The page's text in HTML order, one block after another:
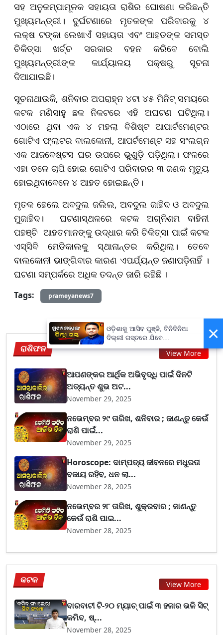
ସହ ଅନୁକମ୍ପାମୂଳକ ସହାୟତା ରାଶିର ଘୋଷଣା କରିଛନ୍ତି
ମୁଖ୍ୟମନ୍ତ୍ରୀ। ଦୁର୍ଘଟଣାରେ ମୃତକଙ୍କ ପରିବାରକୁ ୪
ଲକ୍ଷ ଟଙ୍କା ଲେଖାଏଁ ସହାୟତା ଏବଂ ଆହତଙ୍କ ସମସ୍ତ
ଚିକିତ୍ସା ଖର୍ଚ୍ଚ ସରକାର ବହନ କରିବେ ବୋଲି
ମୁଖ୍ୟମନ୍ତ୍ରୀଙ୍କ କାର୍ଯ୍ୟାଳୟ ପକ୍ଷରୁ ସୂଚନା
ଦିଆଯାଇଛି।
ସୂଚନାଥାଉକି, ଶନିବାର ଅପରାହ୍ନ ୪ଟା ୪୫ ମିନିଟ୍ ସମୟରେ
କଟକ ମଣିସାହୁ ଛକ ନିକଟରେ ଏହି ଅଘଟଣ ଘଟିଥିଲା।
ଏଠାରେ ଥିବା ଏକ ୪ ମହଲା ବିଶିଷ୍ଟ ଆପାର୍ଟମେଣ୍ଟର
ଗୋଟିଏ ଫ୍ଲାଟର ବାଲକୋନୀ, ଆପର୍ଟମେଣ୍ଟ ସହ ସଂଲଗ୍ନ
ଏକ ଆଜବେଷ୍ଟସ ଘର ଉପରେ ଭୁଶୁଡ଼ି ପଡ଼ିଥିଲା। ଫଳରେ
ଏହା ତଳେ ଚାପି ହୋଇ ଗୋଟିଏ ପରିବାରର ୩ ଜଣକ ମୃତ୍ୟୁ
ହୋଇଥିବାବେଳେ ୪ ଆହତ ହୋଇଛନ୍ତି।
ମୃତକ ହେଲେ ଅବଦୁଲ ଜଲିଲ, ଅବଦୁଲ ଜାହିଦ ଓ ଅବଦୁଲ
ମୁଜାହିଦ। ଘଟଣାସ୍ଥଳରେ କଟକ ଅଗ୍ନିଶମ ବାହିନୀ
ପହଞ୍ଚି ଆହତମାନଙ୍କୁ ଉଦ୍ଧାର କରି ଚିକିତ୍ସା ପାଇଁ କଟକ
ଏସ୍‌ସିବି ମେଡିକାଲକୁ ସ୍ଥାନାନ୍ତର କରିଥିଲା। ତେବେ
ବାଲକୋନୀ ଭାଙ୍ଗିବାର କାରଣ ଏପର୍ଯ୍ୟନ୍ତ ଜଣାପଡ଼ିନାହିଁ ।
ଘଟଣା ସମ୍ପର୍କରେ ଅଧିକ ତଦନ୍ତ ଜାରି ରହିଛି ।
Tags: prameyanews7
ରାଶିଫଳ View More
ଆପଣଙ୍କର ଆର୍ଥିକ ଅଭିବୃଦ୍ଧି ପାଇଁ ଦିନଟି
ଅତ୍ୟନ୍ତ ଶୁଭ ଅଟ...
November 29, 2025
ନଭେମ୍ବର ୨୯ ତାରିଖ, ଶନିବାର ; ଜାଣନ୍ତୁ କେଉଁ
ରାଶି ପାଇଁ...
November 29, 2025
Horoscope: ଦାମ୍ପତ୍ୟ ଜୀବନରେ ମଧୁରତା
ବଜାୟ ରହିବ, ଧନ ଲା...
November 28, 2025
ନଭେମ୍ବର ୨୮ ତାରିଖ, ଶୁକ୍ରବାର ; ଜାଣନ୍ତୁ
କେଉଁ ରାଶି ପାଇ...
November 28, 2025
କଟକ View More
ବାରବାଟୀ ଟି-୨୦ ମ୍ୟାଚ୍ ପାଇଁ ୩ ହଜାର ଭଳି ସିଟ୍
କମିବ, ଷ୍...
November 28, 2025
×
ଓଡ଼ିଶାକୁ ଆସିବ ପୁଞ୍ଜି, ତିନିଦିନିଆ
ଦିଲ୍ଲୀ ଗସ୍ତରେ ଯିବେ